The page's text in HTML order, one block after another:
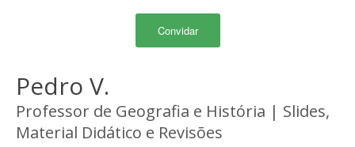
Convidar
Pedro V.
Professor de Geografia e História | Slides,
Material Didático e Revisões